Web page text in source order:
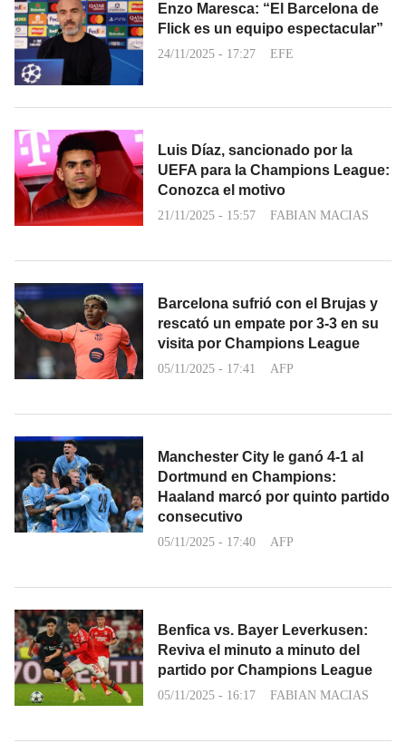
Enzo Maresca: “El Barcelona de
Flick es un equipo espectacular”
24/11/2025 - 17:27 EFE
Luis Díaz, sancionado por la
UEFA para la Champions League:
Conozca el motivo
21/11/2025 - 15:57 FABIAN MACIAS
Barcelona sufrió con el Brujas y
rescató un empate por 3-3 en su
visita por Champions League
05/11/2025 - 17:41 AFP
Manchester City le ganó 4-1 al
Dortmund en Champions:
Haaland marcó por quinto partido
consecutivo
05/11/2025 - 17:40 AFP
Benfica vs. Bayer Leverkusen:
Reviva el minuto a minuto del
partido por Champions League
05/11/2025 - 16:17 FABIAN MACIAS